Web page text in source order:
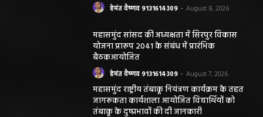
हेमंत वैष्णव 9131614309 - August 8, 2026
महासमुंद सांसद की अध्यक्षता में सिरपुर विकास
योजना प्रारूप 2041 के संबंध में प्रारंभिक
बैठकआयोजित
हेमंत वैष्णव 9131614309 - August 7, 2026
महासमुंद राष्ट्रीय तंबाकू नियंत्रण कार्यक्रम के तहत
जागरूकता कार्यशाला आयोजित विद्यार्थियों को
तंबाकू के दुष्प्रभावों की दी जानकारी